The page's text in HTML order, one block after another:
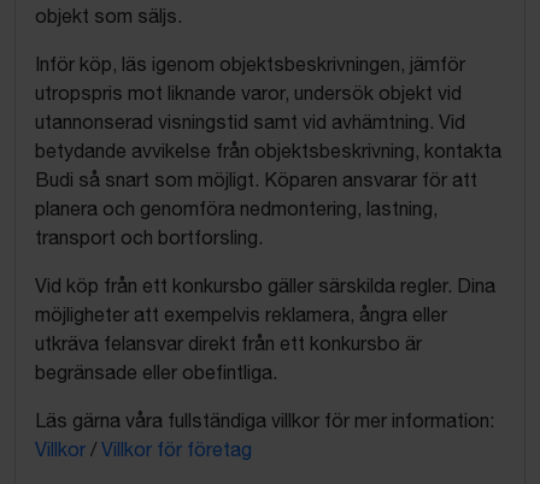
objekt som säljs.
Inför köp, läs igenom objektsbeskrivningen, jämför
utropspris mot liknande varor, undersök objekt vid
utannonserad visningstid samt vid avhämtning. Vid
betydande avvikelse från objektsbeskrivning, kontakta
Budi så snart som möjligt. Köparen ansvarar för att
planera och genomföra nedmontering, lastning,
transport och bortforsling.
Vid köp från ett konkursbo gäller särskilda regler. Dina
möjligheter att exempelvis reklamera, ångra eller
utkräva felansvar direkt från ett konkursbo är
begränsade eller obefintliga.
Läs gärna våra fullständiga villkor för mer information:
Villkor / Villkor för företag